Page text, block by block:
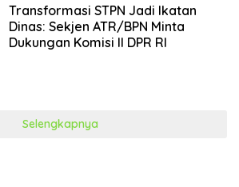
14, 2026
Transformasi STPN Jadi Ikatan
Dinas: Sekjen ATR/BPN Minta
Dukungan Komisi II DPR RI
Selengkapnya